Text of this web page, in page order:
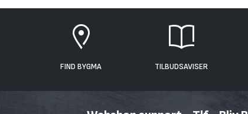
FIND BYGMA TILBUDSAVISER